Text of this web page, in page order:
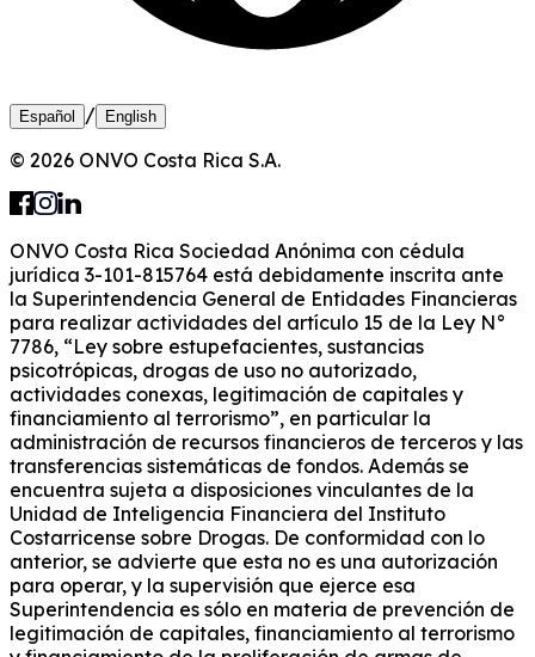
Español / English
© 2026 ONVO Costa Rica S.A.
ONVO Costa Rica Sociedad Anónima con cédula
jurídica 3-101-815764 está debidamente inscrita ante
la Superintendencia General de Entidades Financieras
para realizar actividades del artículo 15 de la Ley N°
7786, “Ley sobre estupefacientes, sustancias
psicotrópicas, drogas de uso no autorizado,
actividades conexas, legitimación de capitales y
financiamiento al terrorismo”, en particular la
administración de recursos financieros de terceros y las
transferencias sistemáticas de fondos. Además se
encuentra sujeta a disposiciones vinculantes de la
Unidad de Inteligencia Financiera del Instituto
Costarricense sobre Drogas. De conformidad con lo
anterior, se advierte que esta no es una autorización
para operar, y la supervisión que ejerce esa
Superintendencia es sólo en materia de prevención de
legitimación de capitales, financiamiento al terrorismo